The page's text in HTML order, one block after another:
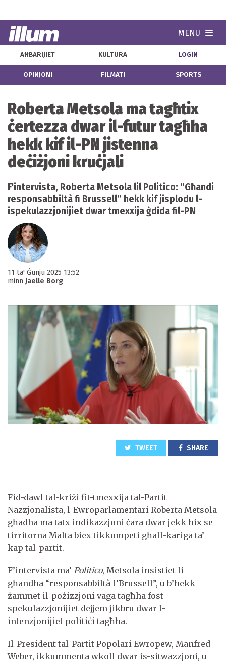
MENU
AĦBARIJIET KULTURA LOGIN
OPINJONI FILMATI SPORTS
Roberta Metsola ma tagħtix
ċertezza dwar il-futur tagħha
hekk kif il-PN jistenna
deċiżjoni kruċjali
F'intervista, Roberta Metsola lil Politico: “Għandi
responsabbiltà fi Brussell” hekk kif jisplodu l-
ispekulazzjonijiet dwar tmexxija ġdida fil-PN
11 ta' Ġunju 2025 13:52
minn Jaelle Borg
TWEET SHARE
Fid-dawl tal-kriżi fit-tmexxija tal-Partit
Nazzjonalista, l-Ewroparlamentari Roberta Metsola
għadha ma tatx indikazzjoni ċara dwar jekk hix se
tirritorna Malta biex tikkompeti għall-kariga ta’
kap tal-partit.
F’intervista ma’ Politico, Metsola insistiet li
għandha “responsabbiltà f’Brussell”, u b’hekk
żammet il-pożizzjoni vaga tagħha fost
spekulazzjonijiet dejjem jikbru dwar l-
intenzjonijiet politiċi tagħha.
Il-President tal-Partit Popolari Ewropew, Manfred
Weber, ikkummenta wkoll dwar is-sitwazzjoni, u